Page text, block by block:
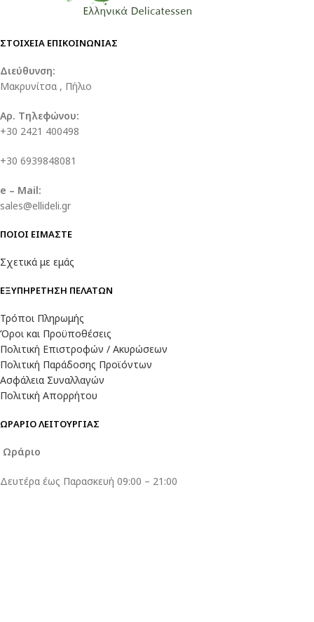
ΣΤΟΙΧΕΙΑ ΕΠΙΚΟΙΝΩΝΙΑΣ
Διεύθυνση:
Μακρυνίτσα , Πήλιο
Αρ. Τηλεφώνου:
+30 2421 400498
+30 6939848081
e – Mail:
sales@ellideli.gr
ΠΟΙΟΙ ΕΙΜΑΣΤΕ
Σχετικά με εμάς
ΕΞΥΠΗΡΕΤΗΣΗ ΠΕΛΑΤΩΝ
Τρόποι Πληρωμής
Όροι και Προϋποθέσεις
Πολιτική Επιστροφών / Ακυρώσεων
Πολιτική Παράδοσης Προϊόντων
Ασφάλεια Συναλλαγών
Πολιτική Απορρήτου
ΩΡΑΡΙΟ ΛΕΙΤΟΥΡΓΙΑΣ
Ωράριο
Δευτέρα έως Παρασκευή 09:00 – 21:00